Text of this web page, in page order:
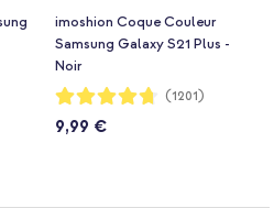
imoshion Coque Couleur
Samsung Galaxy S21 Plus -
Noir
Notation:
94%
(1201)
9,99 €